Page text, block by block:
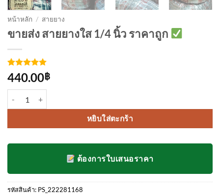
หน้าหลัก / สายยาง
ขายส่ง สายยางใส 1/4 นิ้ว ราคาถูก
ให้คะแนน
5จาก 5
คะแนนเต็ม
4
การให้
คะแนน
440.00฿
หยิบใส่ตะกร้า
ต้องการใบเสนอราคา
รหัสสินค้า: PS_222281168